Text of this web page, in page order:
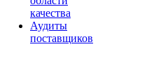
качества
Аудиты
поставщиков